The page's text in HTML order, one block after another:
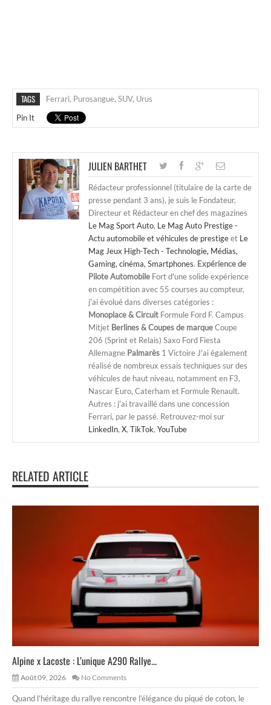
TAGS Ferrari, Purosangue, SUV, Urus
Pin It
JULIEN BARTHET
Rédacteur professionnel (titulaire de la carte de
presse pendant 3 ans), je suis le Fondateur,
Directeur et Rédacteur en chef des magazines
Le Mag Sport Auto, Le Mag Auto Prestige -
Actu automobile et véhicules de prestigeet Le
Mag Jeux High-Tech - Technologie, Médias,
Gaming, cinéma, Smartphones. Expérience de
Pilote Automobile Fort d'une solide expérience
en compétition avec 55 courses au compteur,
j'ai évolué dans diverses catégories :
Monoplace & Circuit Formule Ford F. Campus
Mitjet Berlines & Coupes de marqueCoupe
206 (Sprint et Relais) Saxo Ford Fiesta
Allemagne Palmarès 1 Victoire J'ai également
réalisé de nombreux essais techniques sur des
véhicules de haut niveau, notamment en F3,
Nascar Euro, Caterham et Formule Renault.
Autres : j'ai travaillé dans une concession
Ferrari, par le passé. Retrouvez-moi sur
LinkedIn, X, TikTok, YouTube
RELATED ARTICLE
Alpine x Lacoste : L’unique A290 Rallye...
Août 09, 2026 No Comments
Quand l’héritage du rallye rencontre l’élégance du piqué de coton, le